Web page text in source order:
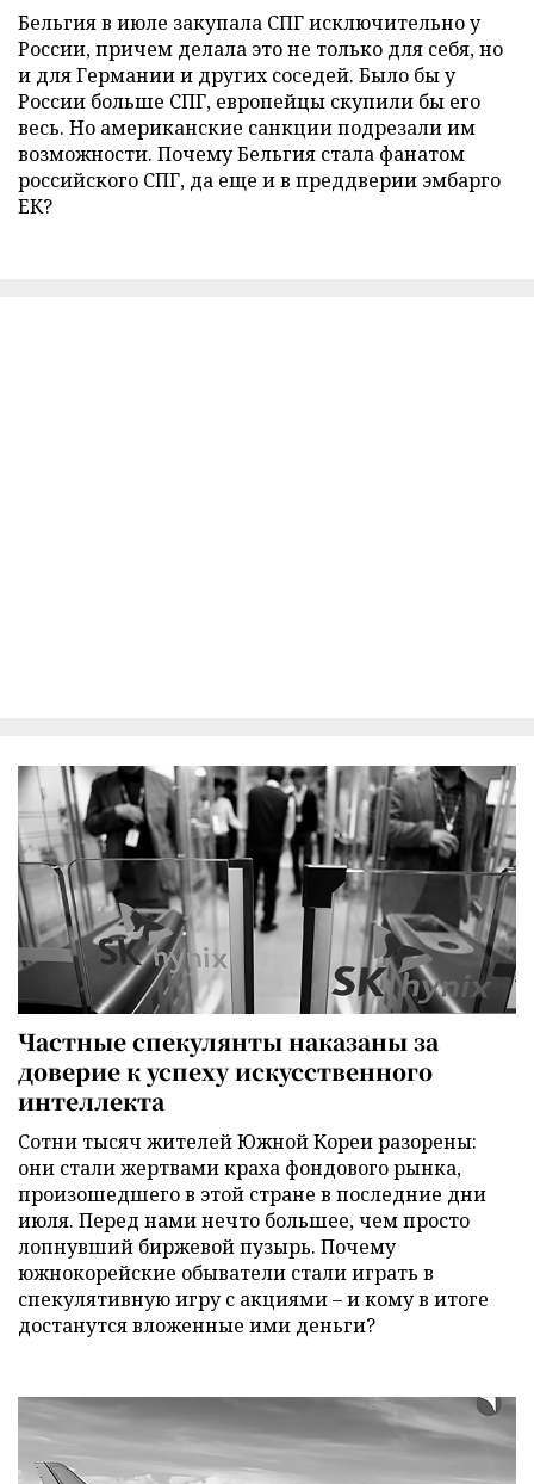
Бельгия в июле закупала СПГ исключительно у
России, причем делала это не только для себя, но
и для Германии и других соседей. Было бы у
России больше СПГ, европейцы скупили бы его
весь. Но американские санкции подрезали им
возможности. Почему Бельгия стала фанатом
российского СПГ, да еще и в преддверии эмбарго
ЕК?
Частные спекулянты наказаны за
доверие к успеху искусственного
интеллекта
Сотни тысяч жителей Южной Кореи разорены:
они стали жертвами краха фондового рынка,
произошедшего в этой стране в последние дни
июля. Перед нами нечто большее, чем просто
лопнувший биржевой пузырь. Почему
южнокорейские обыватели стали играть в
спекулятивную игру с акциями – и кому в итоге
достанутся вложенные ими деньги?